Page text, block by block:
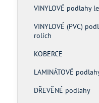
VINYLOVÉ podlahy
VINYLOVÉ (PVC)
rolích
KOBERCE
LAMINÁTOVÉ
DŘEVĚNÉ podlahy